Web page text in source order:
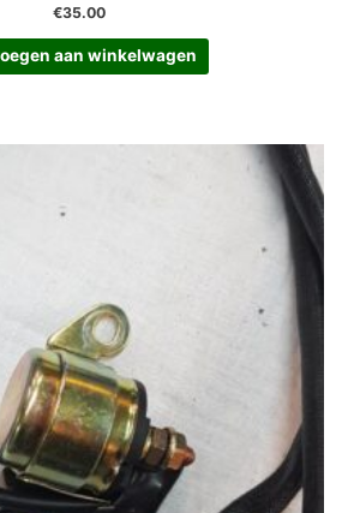
€35.00
aan winkelwagen